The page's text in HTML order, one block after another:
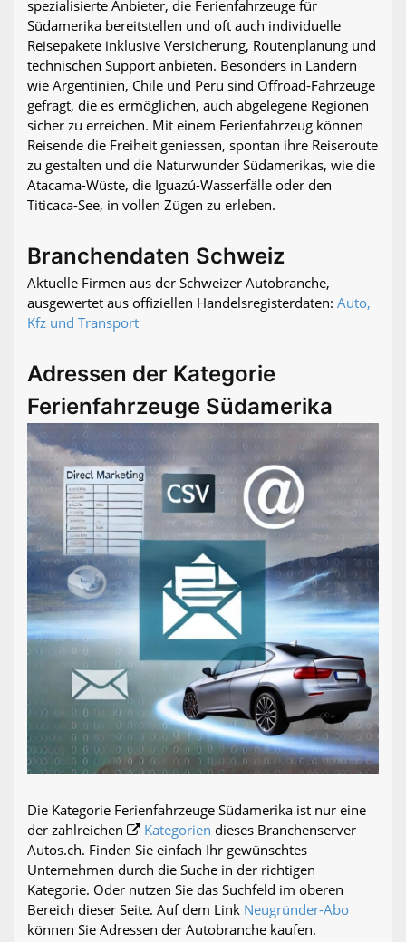
spezialisierte Anbieter, die Ferienfahrzeuge für
Südamerika bereitstellen und oft auch individuelle
Reisepakete inklusive Versicherung, Routenplanung und
technischen Support anbieten. Besonders in Ländern
wie Argentinien, Chile und Peru sind Offroad-Fahrzeuge
gefragt, die es ermöglichen, auch abgelegene Regionen
sicher zu erreichen. Mit einem Ferienfahrzeug können
Reisende die Freiheit geniessen, spontan ihre Reiseroute
zu gestalten und die Naturwunder Südamerikas, wie die
Atacama-Wüste, die Iguazú-Wasserfälle oder den
Titicaca-See, in vollen Zügen zu erleben.
Branchendaten Schweiz
Aktuelle Firmen aus der Schweizer Autobranche,
ausgewertet aus offiziellen Handelsregisterdaten: Auto,
Kfz und Transport
Adressen der Kategorie
Ferienfahrzeuge Südamerika
Die Kategorie Ferienfahrzeuge Südamerika ist nur eine
der zahlreichen
Kategorien dieses Branchenserver
Autos.ch. Finden Sie einfach Ihr gewünschtes
Unternehmen durch die Suche in der richtigen
Kategorie. Oder nutzen Sie das Suchfeld im oberen
Bereich dieser Seite. Auf dem Link Neugründer-Abo
können Sie Adressen der Autobranche kaufen.